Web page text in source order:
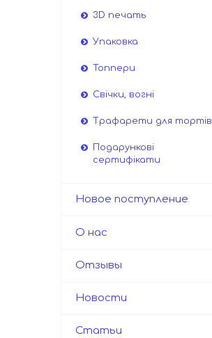
3D печать
Упаковка
Топпери
Свічки, вогні
Трафарети для тортів
Подарункові
сертифікати
Новое поступление
О нас
Отзывы
Новости
Статьи